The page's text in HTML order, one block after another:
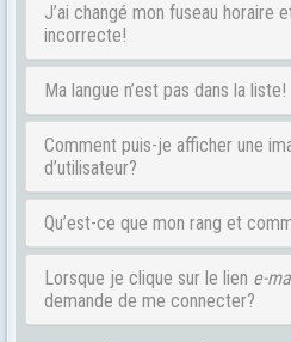
J’ai changé mon fuseau horaire
incorrecte!
Ma langue n’est pas dans la liste!
Comment puis-je afficher une
d’utilisateur?
Qu’est-ce que mon rang et
Lorsque je clique sur le lien e-
demande de me connecter?